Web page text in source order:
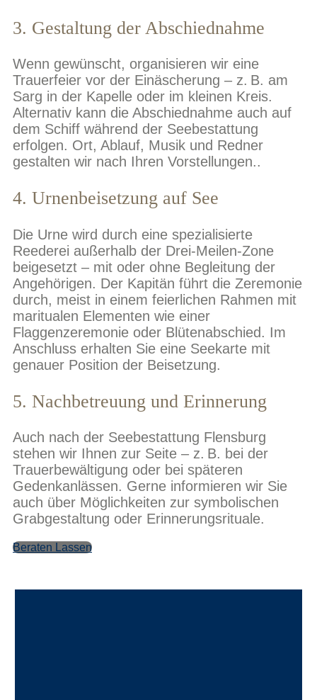
3. Gestaltung der Abschiednahme
Wenn gewünscht, organisieren wir eine
Trauerfeier vor der Einäscherung – z. B. am
Sarg in der Kapelle oder im kleinen Kreis.
Alternativ kann die Abschiednahme auch auf
dem Schiff während der Seebestattung
erfolgen. Ort, Ablauf, Musik und Redner
gestalten wir nach Ihren Vorstellungen..
4. Urnenbeisetzung auf See
Die Urne wird durch eine spezialisierte
Reederei außerhalb der Drei-Meilen-Zone
beigesetzt – mit oder ohne Begleitung der
Angehörigen. Der Kapitän führt die Zeremonie
durch, meist in einem feierlichen Rahmen mit
maritualen Elementen wie einer
Flaggenzeremonie oder Blütenabschied. Im
Anschluss erhalten Sie eine Seekarte mit
genauer Position der Beisetzung.
5. Nachbetreuung und Erinnerung
Auch nach der Seebestattung Flensburg
stehen wir Ihnen zur Seite – z. B. bei der
Trauerbewältigung oder bei späteren
Gedenkanlässen. Gerne informieren wir Sie
auch über Möglichkeiten zur symbolischen
Grabgestaltung oder Erinnerungsrituale.
Beraten Lassen